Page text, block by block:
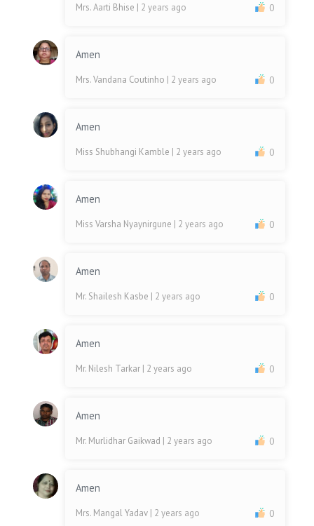
Mrs. Aarti Bhise | 2 years ago 0
Amen
Mrs. Vandana Coutinho | 2 years ago 0
Amen
Miss Shubhangi Kamble | 2 years ago 0
Amen
Miss Varsha Nyaynirgune | 2 years ago 0
Amen
Mr. Shailesh Kasbe | 2 years ago 0
Amen
Mr. Nilesh Tarkar | 2 years ago 0
Amen
Mr. Murlidhar Gaikwad | 2 years ago 0
Amen
Mrs. Mangal Yadav | 2 years ago 0